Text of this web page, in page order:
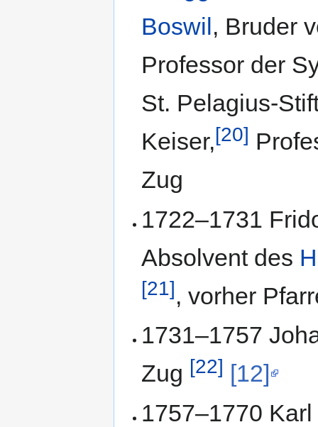
Boswil , Bruder
Professor der
St. Pelagius-
Keiser,[20]
Zug
1722–1731
Absolvent des
[21], vorher
1731–1757
Zug [22] [12]
1757–1770